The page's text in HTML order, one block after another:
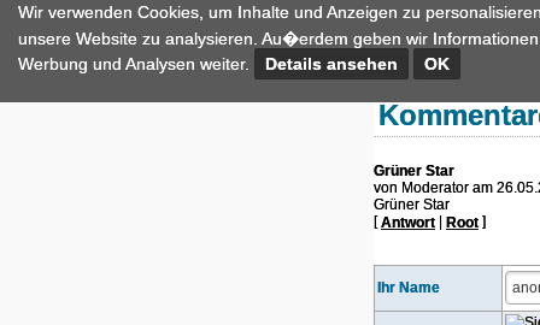
Wir verwenden Cookies, um Inhalte und Anzeigen zu
unsere Website zu analysieren. Au�erdem geben wir
Werbung und Analysen weiter.
Details ansehen OK
Grüner Star
von Moderator am
Grüner Star
[Antwort | Root ]
Ihr Name